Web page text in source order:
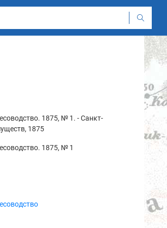
1875, № 1. - Санкт-
1875
1875, № 1